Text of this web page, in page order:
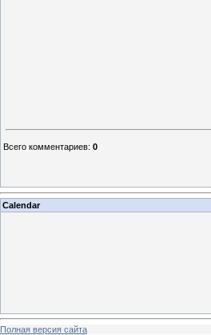
Всего комментариев: 0
Calendar
Полная версия сайта